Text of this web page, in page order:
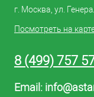
г. Москва, ул.
Посмотреть на
8 (499) 757
Email: